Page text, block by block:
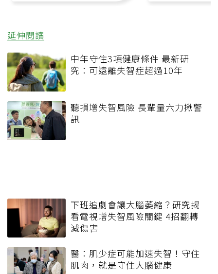
延伸閱讀
中年守住3項健康條件 最新研
究：可遠離失智症超過10年
聽損增失智風險 長輩量六力揪警
訊
下班追劇會讓大腦萎縮？研究揭
看電視增失智風險關鍵 4招翻轉
減傷害
醫：肌少症可能加速失智！守住
肌肉，就是守住大腦健康